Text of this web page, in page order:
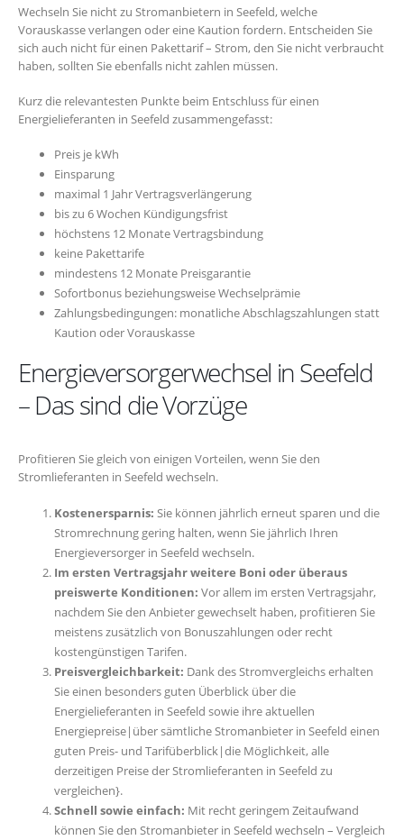
Wechseln Sie nicht zu Stromanbietern in Seefeld, welche
Vorauskasse verlangen oder eine Kaution fordern. Entscheiden Sie
sich auch nicht für einen Pakettarif – Strom, den Sie nicht verbraucht
haben, sollten Sie ebenfalls nicht zahlen müssen.
Kurz die relevantesten Punkte beim Entschluss für einen
Energielieferanten in Seefeld zusammengefasst:
Preis je kWh
Einsparung
maximal 1 Jahr Vertragsverlängerung
bis zu 6 Wochen Kündigungsfrist
höchstens 12 Monate Vertragsbindung
keine Pakettarife
mindestens 12 Monate Preisgarantie
Sofortbonus beziehungsweise Wechselprämie
Zahlungsbedingungen: monatliche Abschlagszahlungen statt
Kaution oder Vorauskasse
Energieversorgerwechsel in Seefeld
– Das sind die Vorzüge
Profitieren Sie gleich von einigen Vorteilen, wenn Sie den
Stromlieferanten in Seefeld wechseln.
Kostenersparnis: Sie können jährlich erneut sparen und die
Stromrechnung gering halten, wenn Sie jährlich Ihren
Energieversorger in Seefeld wechseln.
Im ersten Vertragsjahr weitere Boni oder überaus
preiswerte Konditionen: Vor allem im ersten Vertragsjahr,
nachdem Sie den Anbieter gewechselt haben, profitieren Sie
meistens zusätzlich von Bonuszahlungen oder recht
kostengünstigen Tarifen.
Preisvergleichbarkeit: Dank des Stromvergleichs erhalten
Sie einen besonders guten Überblick über die
Energielieferanten in Seefeld sowie ihre aktuellen
Energiepreise|über sämtliche Stromanbieter in Seefeld einen
guten Preis- und Tarifüberblick|die Möglichkeit, alle
derzeitigen Preise der Stromlieferanten in Seefeld zu
vergleichen}.
Schnell sowie einfach: Mit recht geringem Zeitaufwand
können Sie den Stromanbieter in Seefeld wechseln – Vergleich